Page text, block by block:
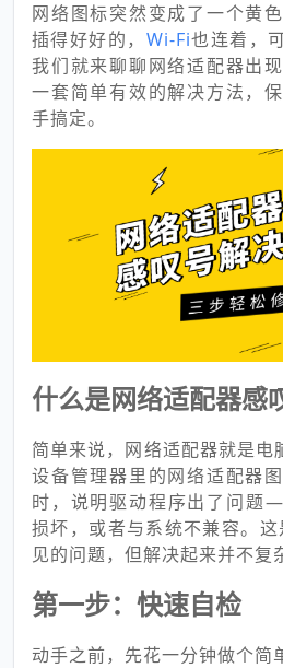
网络图标突然变成了一个黄
插得好好的， Wi-Fi也连着，
我们就来聊聊网络适配器出
一套简单有效的解决方法，
手搞定。
什么是网络适配器感
简单来说，网络适配器就是电
设备管理器里的网络适配器
时，说明驱动程序出了问题
损坏，或者与系统不兼容。
见的问题，但解决起来并不复
第一步：快速自检
动手之前，先花一分钟做个简